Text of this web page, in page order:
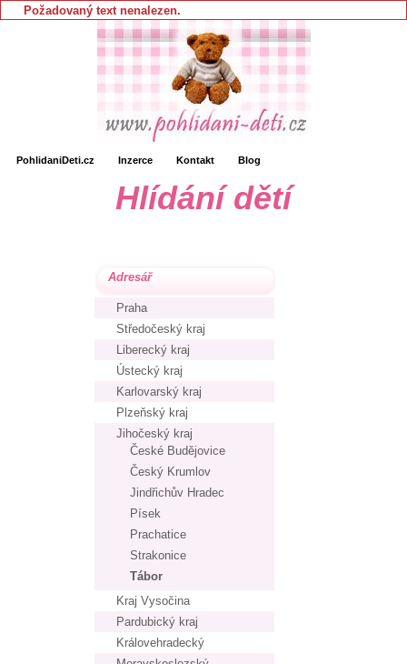
Požadovaný text nenalezen.
PohlidaniDeti.cz Inzerce Kontakt Blog
Hlídání dětí
Adresář
Praha
Středočeský kraj
Liberecký kraj
Ústecký kraj
Karlovarský kraj
Plzeňský kraj
Jihočeský kraj
České Budějovice
Český Krumlov
Jindřichův Hradec
Písek
Prachatice
Strakonice
Tábor
Kraj Vysočina
Pardubický kraj
Královehradecký